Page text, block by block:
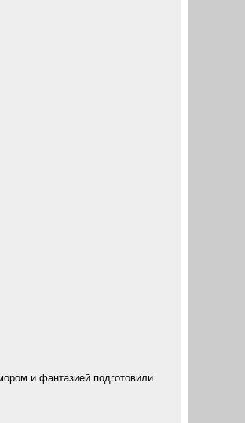
и фантазией подготовили